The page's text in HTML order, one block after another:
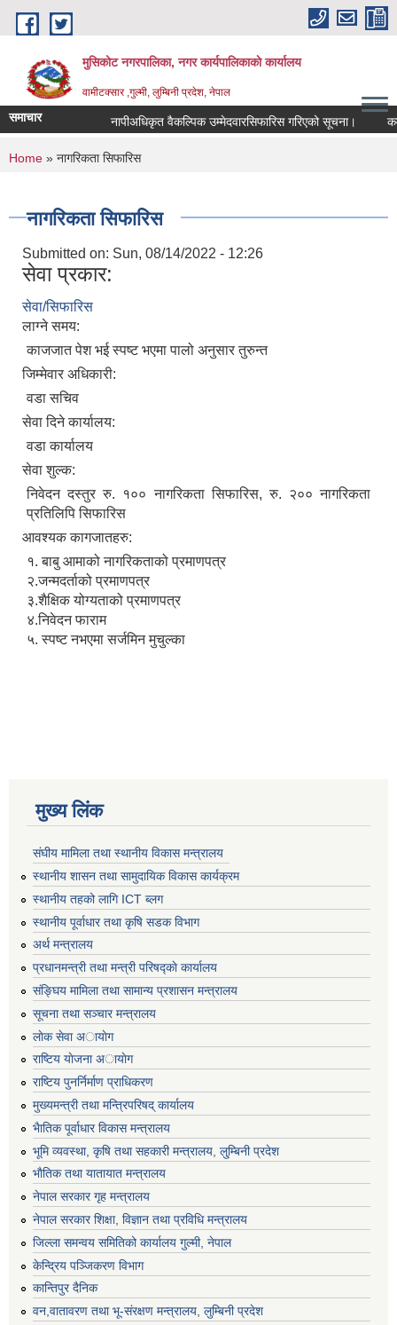
Skip to main content
मुसिकोट नगरपालिका, नगर कार्यपालिकाकाे कार्यालय
वामीटक्सार ,गुल्मी, लुम्बिनी प्रदेश, नेपाल
समाचार नापीअधिकृत वैकल्पिक उम्मेदवारसिफारिस गरिएको सूचना।
You are here
Home » नागरिकता सिफारिस
नागरिकता सिफारिस
Submitted on: Sun, 08/14/2022 - 12:26
सेवा प्रकार:
सेवा/सिफारिस
लाग्ने समय:
काजजात पेश भई स्पष्ट भएमा पालो अनुसार तुरुन्त
जिम्मेवार अधिकारी:
वडा सचिव
सेवा दिने कार्यालय:
वडा कार्यालय
सेवा शुल्क:
निवेदन दस्तुर रु. १०० नागरिकता सिफारिस, रु. २०० नागरिकता
प्रतिलिपि सिफारिस
आवश्यक कागजातहरु:
१. बाबु आमाको नागरिकताको प्रमाणपत्र
२.जन्मदर्ताको प्रमाणपत्र
३.शैक्षिक योग्यताको प्रमाणपत्र
४.निवेदन फाराम
५. स्पष्ट नभएमा सर्जमिन मुचुल्का
मुख्य लिंक
संघीय मामिला तथा स्थानीय विकास मन्त्रालय
स्थानीय शासन तथा सामुदायिक विकास कार्यक्रम
स्थानीय तहको लागि ICT ब्लग
स्थानीय पूर्वाधार तथा कृषि सडक विभाग
अर्थ मन्त्रालय
प्रधानमन्त्री तथा मन्त्री परिषद्काे कार्यालय
संङ्घिय मामिला तथा सामान्य प्रशासन मन्त्रालय
सूचना तथा सञ्चार मन्त्रालय
लाेक सेवा अायाेग
राष्टिय याेजना अायाेग
राष्टिय पुनर्निर्माण प्राधिकरण
मुख्यमन्त्री तथा मन्त्रिपरिषद् कार्यालय
भैातिक पूर्वाधार विकास मन्त्रालय
भूमि व्यवस्था, कृषि तथा सहकारी मन्त्रालय, लु्म्बिनी प्रदेश
भाैतिक तथा यातायात मन्त्रालय
नेपाल सरकार गृह मन्त्रालय
नेपाल सरकार शिक्षा, विज्ञान तथा प्रविधि मन्त्रालय
जिल्ला समन्वय समितिको कार्यालय गुल्मी, नेपाल
केन्द्रिय पञ्जिकरण विभाग
कान्तिपुर दैनिक
वन,वातावरण तथा भू-संरक्षण मन्त्रालय, लुम्बिनी प्रदेश